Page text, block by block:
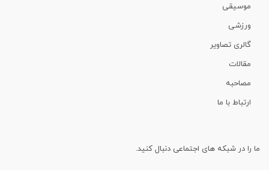
موسیقی
ورزشی
گالری تصاویر
مقالات
مصاحبه
ارتباط با ما
ما را در شبکه های اجتماعی دنبال کنید.